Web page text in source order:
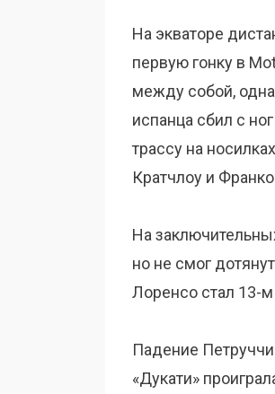
На экваторе
первую гонку в
между собой,
испанца сбил с
трассу на
Кратчлоу и
На
но не смог
Лоренсо стал 13-
Падение
«Дукати»